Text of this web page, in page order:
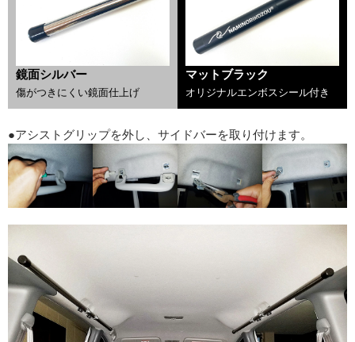
鏡面シルバー
傷がつきにくい鏡面仕上げ
マットブラック
オリジナルエンボスシール付き
●アシストグリップを外し、サイドバーを取り付けます。